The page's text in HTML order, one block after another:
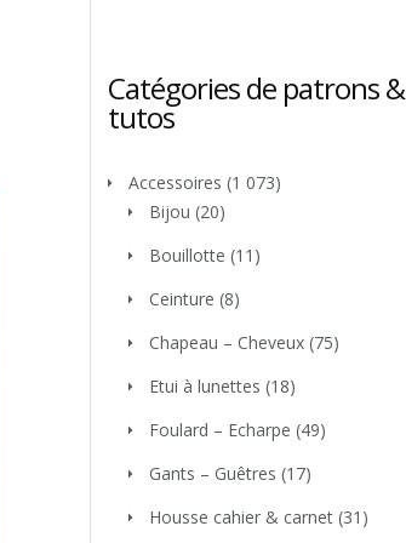
Catégories de patrons &
tutos
Accessoires (1 073)
Bijou (20)
Bouillotte (11)
Ceinture (8)
Chapeau – Cheveux (75)
Etui à lunettes (18)
Foulard – Echarpe (49)
Gants – Guêtres (17)
Housse cahier & carnet (31)